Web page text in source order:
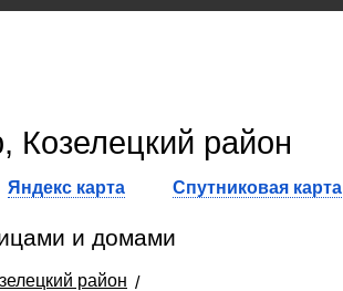
Козелецкий район
Яндекс карта Спутниковая карта
и домами
район